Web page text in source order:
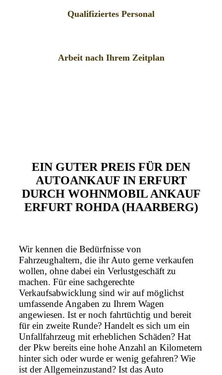
Qualifiziertes Personal
Arbeit nach Ihrem Zeitplan
EIN GUTER PREIS FÜR DEN
AUTOANKAUF IN ERFURT
DURCH WOHNMOBIL ANKAUF
ERFURT ROHDA (HAARBERG)
Wir kennen die Bedürfnisse von
Fahrzeughaltern, die ihr Auto gerne verkaufen
wollen, ohne dabei ein Verlustgeschäft zu
machen. Für eine sachgerechte
Verkaufsabwicklung sind wir auf möglichst
umfassende Angaben zu Ihrem Wagen
angewiesen. Ist er noch fahrtüchtig und bereit
für ein zweite Runde? Handelt es sich um ein
Unfallfahrzeug mit erheblichen Schäden? Hat
der Pkw bereits eine hohe Anzahl an Kilometern
hinter sich oder wurde er wenig gefahren? Wie
ist der Allgemeinzustand? Ist das Auto